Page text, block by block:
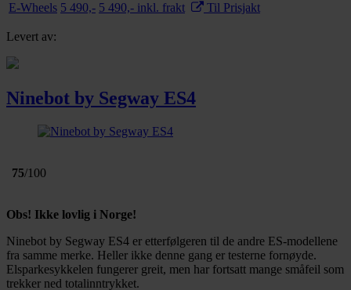
E-Wheels 5 490,- 5 490,- inkl. frakt Til Prisjakt
Levert av:
Ninebot by Segway ES4
75/100
Obs! Ikke lovlig i Norge!
Ninebot by Segway ES4 er etterfølgeren til de andre ES-modellene
fra samme merke. Heller ikke denne gang er testerne fornøyde.
Elsparkesykkelen fungerer greit, men har fortsatt mange småfeil som
trekker ned totalinntrykket.